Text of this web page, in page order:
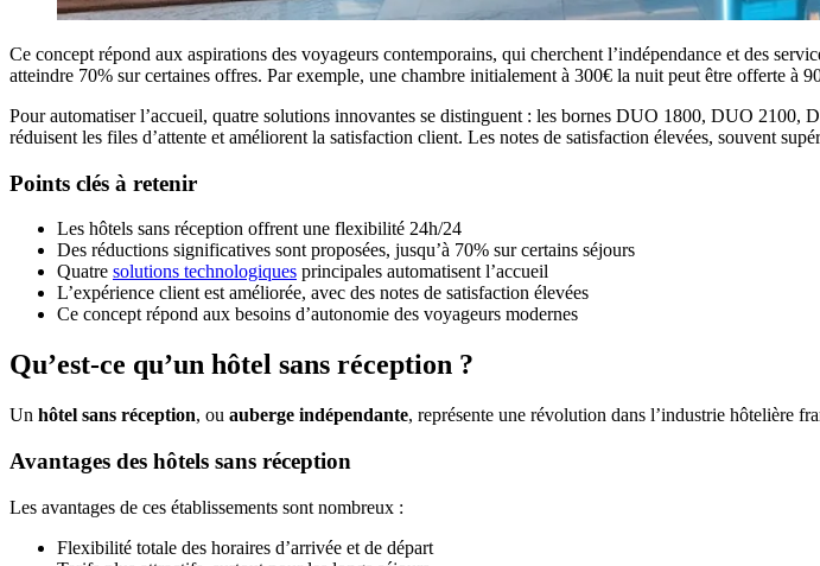
Ce concept répond aux aspirations des voyageurs contemporains, qui cherchent l’indépendance et des
atteindre 70% sur certaines offres. Par exemple, une chambre initialement à 300€ la nuit peut être offerte à
Pour automatiser l’accueil, quatre solutions innovantes se distinguent : les bornes DUO 1800, DUO 2100,
réduisent les files d’attente et améliorent la satisfaction client. Les notes de satisfaction élevées, souvent
Points clés à retenir
Les hôtels sans réception offrent une flexibilité 24h/24
Des réductions significatives sont proposées, jusqu’à 70% sur certains séjours
Quatre solutions technologiques principales automatisent l’accueil
L’expérience client est améliorée, avec des notes de satisfaction élevées
Ce concept répond aux besoins d’autonomie des voyageurs modernes
Qu’est-ce qu’un hôtel sans réception ?
Un hôtel sans réception, ou auberge indépendante, représente une révolution dans l’industrie hôtelière
Avantages des hôtels sans réception
Les avantages de ces établissements sont nombreux :
Flexibilité totale des horaires d’arrivée et de départ